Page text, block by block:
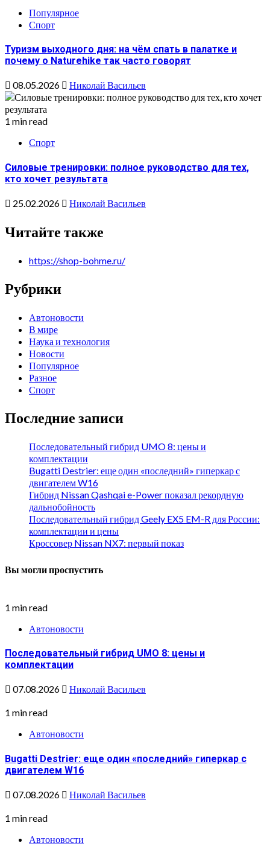
Популярное
Спорт
Туризм выходного дня: на чём спать в палатке и
почему о Naturehike так часто говорят
08.05.2026 Николай Васильев
1 min read
Спорт
Силовые тренировки: полное руководство для тех,
кто хочет результата
25.02.2026 Николай Васильев
Читайте также
https://shop-bohme.ru/
Рубрики
Автоновости
В мире
Наука и технология
Новости
Популярное
Разное
Спорт
Последние записи
Последовательный гибрид UMO 8: цены и
комплектации
Bugatti Destrier: еще один «последний» гиперкар с
двигателем W16
Гибрид Nissan Qashqai e-Power показал рекордную
дальнобойность
Последовательный гибрид Geely EX5 EM-R для России:
комплектации и цены
Кроссовер Nissan NX7: первый показ
Вы могли проспустить
1 min read
Автоновости
Последовательный гибрид UMO 8: цены и
комплектации
07.08.2026 Николай Васильев
1 min read
Автоновости
Bugatti Destrier: еще один «последний» гиперкар с
двигателем W16
07.08.2026 Николай Васильев
1 min read
Автоновости